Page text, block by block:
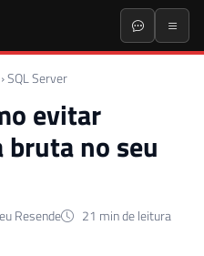
›SQL Server
evitar
bruta no seu
Resende
21 min de leitura